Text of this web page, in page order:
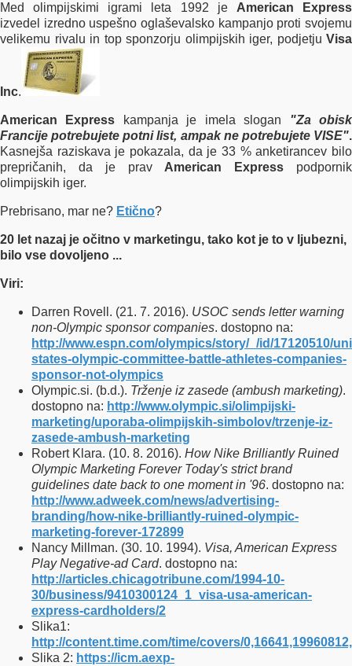
Med olimpijskimi igrami leta 1992 je American Express
izvedel izredno uspešno oglaševalsko kampanjo proti svojemu
velikemu rivalu in top sponzorju olimpijskih iger, podjetju Visa
Inc.
American Express kampanja je imela slogan "Za obisk
Francije potrebujete potni list, ampak ne potrebujete VISE".
Kasnejša raziskava je pokazala, da je 33 % anketirancev bilo
prepričanih, da je prav American Express podpornik
olimpijskih iger.
Prebrisano, mar ne? Etično?
20 let nazaj je očitno v marketingu, tako kot je to v ljubezni,
bilo vse dovoljeno ...
Viri:
Darren Rovell. (21. 7. 2016). USOC sends letter warning
non-Olympic sponsor companies. dostopno na:
http://www.espn.com/olympics/story/_/id/17120510/
states-olympic-committee-battle-athletes-companies-
sponsor-not-olympics
Olympic.si. (b.d.). Trženje iz zasede (ambush marketing).
dostopno na: http://www.olympic.si/olimpijski-
marketing/uporaba-olimpijskih-simbolov/trzenje-iz-
zasede-ambush-marketing
Robert Klara. (10. 8. 2016). How Nike Brilliantly Ruined
Olympic Marketing Forever Today's strict brand
guidelines date back to one moment in '96. dostopno na:
http://www.adweek.com/news/advertising-
branding/how-nike-brilliantly-ruined-olympic-
marketing-forever-172899
Nancy Millman. (30. 10. 1994). Visa, American Express
Play Negative-ad Card. dostopno na:
http://articles.chicagotribune.com/1994-10-
30/business/9410300124_1_visa-usa-american-
express-cardholders/2
Slika1:
http://content.time.com/time/covers/
Slika 2: https://icm.aexp-